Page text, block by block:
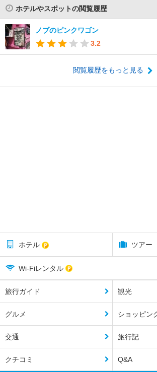
ホテルやスポットの閲覧履歴
ノブのピンクワゴン
3.2
閲覧履歴をもっと見る
ホテル ツアー
Wi-Fiレンタル
旅行ガイド 観光
グルメ ショッピン
交通 旅行記
クチコミ Q&A